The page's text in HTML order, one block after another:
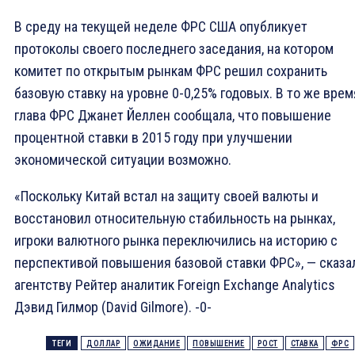
В среду на текущей неделе ФРС США опубликует
протоколы своего последнего заседания, на котором
комитет по открытым рынкам ФРС решил сохранить
базовую ставку на уровне 0-0,25% годовых. В то же
глава ФРС Джанет Йеллен сообщала, что повышение
процентной ставки в 2015 году при улучшении
экономической ситуации возможно.
«Поскольку Китай встал на защиту своей валюты и
восстановил относительную стабильность на рынках,
игроки валютного рынка переключились на историю с
перспективой повышения базовой ставки ФРС», —
агентству Рейтер аналитик Foreign Exchange Analytics
Дэвид Гилмор (David Gilmore). -0-
ТЕГИ ДОЛЛАР ОЖИДАНИЕ ПОВЫШЕНИЕ РОСТ СТАВКА ФРС